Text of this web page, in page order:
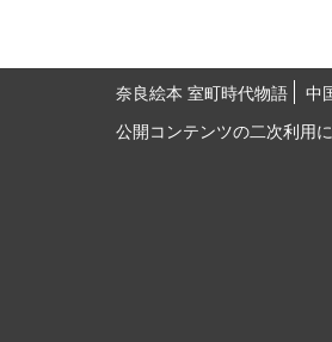
奈良絵本 室町時代物語 中
公開コンテンツの二次利用